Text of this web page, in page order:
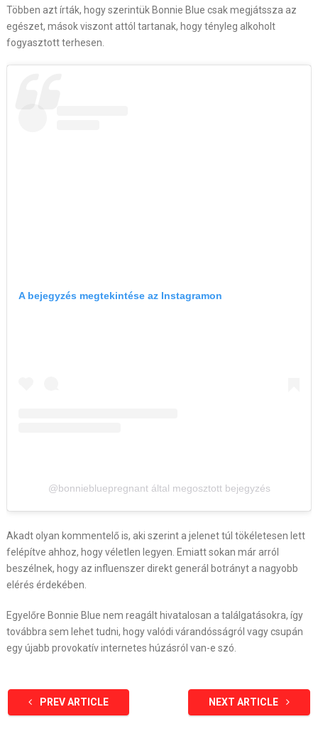
Többen azt írták, hogy szerintük Bonnie Blue csak megjátssza az
egészet, mások viszont attól tartanak, hogy tényleg alkoholt
fogyasztott terhesen.
A bejegyzés megtekintése az Instagramon
@bonniebluepregnant által megosztott bejegyzés
Akadt olyan kommentelő is, aki szerint a jelenet túl tökéletesen lett
felépítve ahhoz, hogy véletlen legyen. Emiatt sokan már arról
beszélnek, hogy az influenszer direkt generál botrányt a nagyobb
elérés érdekében.
Egyelőre Bonnie Blue nem reagált hivatalosan a találgatásokra, így
továbbra sem lehet tudni, hogy valódi várandósságról vagy csupán
egy újabb provokatív internetes húzásról van-e szó.
PREV ARTICLE NEXT ARTICLE